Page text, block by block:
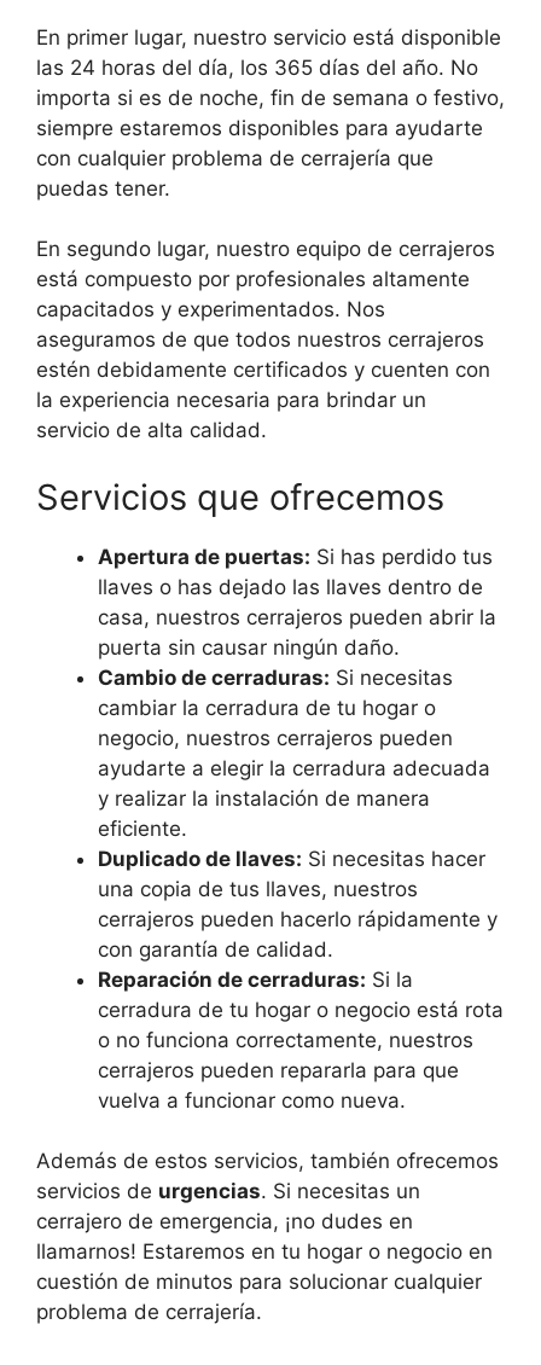
En primer lugar, nuestro servicio está disponible
las 24 horas del día, los 365 días del año. No
importa si es de noche, fin de semana o festivo,
siempre estaremos disponibles para ayudarte
con cualquier problema de cerrajería que
puedas tener.
En segundo lugar, nuestro equipo de cerrajeros
está compuesto por profesionales altamente
capacitados y experimentados. Nos
aseguramos de que todos nuestros cerrajeros
estén debidamente certificados y cuenten con
la experiencia necesaria para brindar un
servicio de alta calidad.
Servicios que ofrecemos
Apertura de puertas: Si has perdido tus
llaves o has dejado las llaves dentro de
casa, nuestros cerrajeros pueden abrir la
puerta sin causar ningún daño.
Cambio de cerraduras: Si necesitas
cambiar la cerradura de tu hogar o
negocio, nuestros cerrajeros pueden
ayudarte a elegir la cerradura adecuada
y realizar la instalación de manera
eficiente.
Duplicado de llaves: Si necesitas hacer
una copia de tus llaves, nuestros
cerrajeros pueden hacerlo rápidamente y
con garantía de calidad.
Reparación de cerraduras: Si la
cerradura de tu hogar o negocio está rota
o no funciona correctamente, nuestros
cerrajeros pueden repararla para que
vuelva a funcionar como nueva.
Además de estos servicios, también ofrecemos
servicios de urgencias. Si necesitas un
cerrajero de emergencia, ¡no dudes en
llamarnos! Estaremos en tu hogar o negocio en
cuestión de minutos para solucionar cualquier
problema de cerrajería.